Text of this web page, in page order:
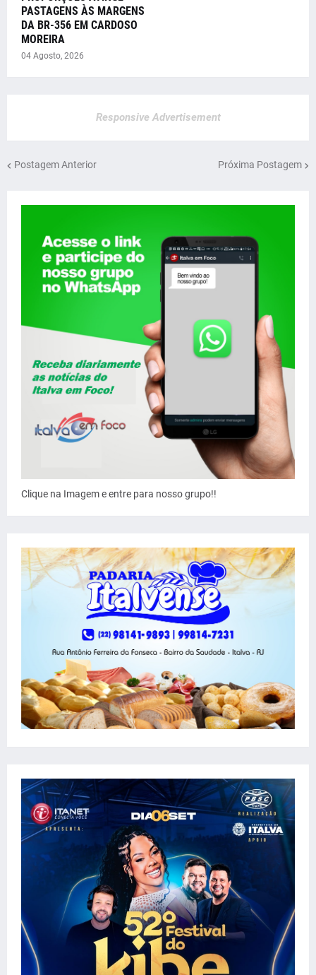
PASTAGENS ÀS MARGENS
DA BR-356 EM CARDOSO
MOREIRA
04 Agosto, 2026
Responsive Advertisement
Postagem Anterior Próxima Postagem
Clique na Imagem e entre para nosso grupo!!